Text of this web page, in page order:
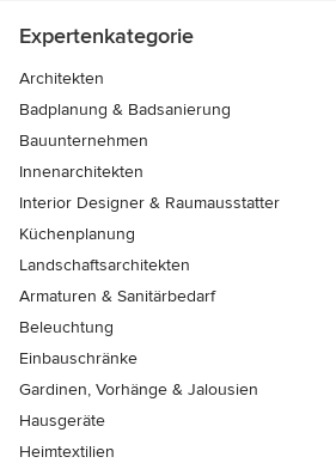
Expertenkategorie
Architekten
Badplanung & Badsanierung
Bauunternehmen
Innenarchitekten
Interior Designer & Raumausstatter
Küchenplanung
Landschaftsarchitekten
Armaturen & Sanitärbedarf
Beleuchtung
Einbauschränke
Gardinen, Vorhänge & Jalousien
Hausgeräte
Heimtextilien